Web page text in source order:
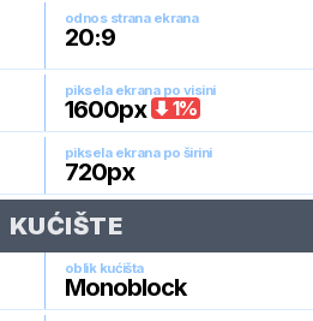
odnos strana ekrana
20:9
piksela ekrana po visini
1600px 1%
piksela ekrana po širini
720px
KUĆIŠTE
oblik kućišta
Monoblock